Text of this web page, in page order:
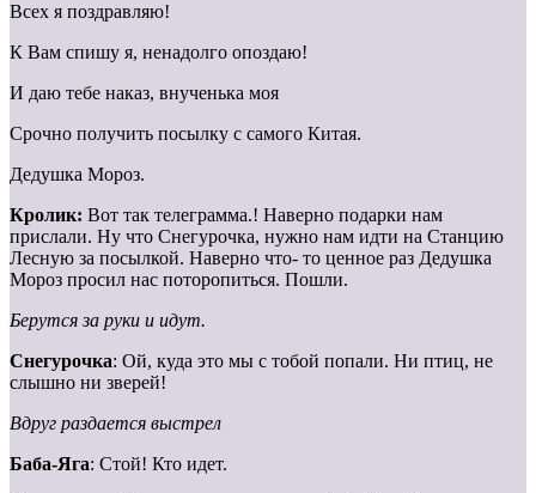
Всех я поздравляю!
К Вам спишу я, ненадолго опоздаю!
И даю тебе наказ, внученька моя
Срочно получить посылку с самого Китая.
Дедушка Мороз.
Кролик: Вот так телеграмма.! Наверно подарки нам
прислали. Ну что Снегурочка, нужно нам идти на Станцию
Лесную за посылкой. Наверно что- то ценное раз Дедушка
Мороз просил нас поторопиться. Пошли.
Берутся за руки и идут.
Снегурочка: Ой, куда это мы с тобой попали. Ни птиц, не
слышно ни зверей!
Вдруг раздается выстрел
Баба-Яга: Стой! Кто идет.